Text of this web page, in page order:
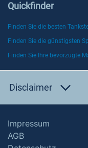
Quickfinder
Finden Sie die besten
Finden Sie die günstigsten
Finden Sie Ihre bevorzugte
Disclaimer
Impressum
AGB